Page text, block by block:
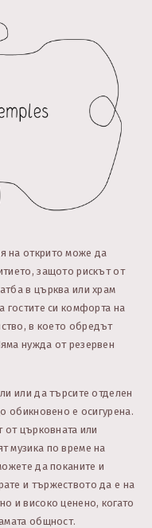
на открито може да
защото рискът от
в църква или храм
гостите си комфорта на
в което обредът
нужда от резервен
или да търсите отделен
обикновено е осигурена.
от църковната или
музика по време на
да поканите и
и тържеството да е на
и високо ценено, когато
общност.